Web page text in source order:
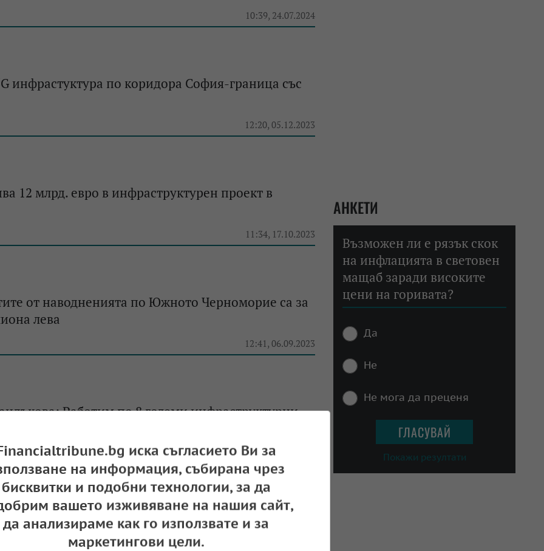
10:39, 24.07.2024
инфрастуктура по коридора София-граница със
12:20, 05.12.2023
12 млрд. евро в инфраструктурен проект в
11:34, 17.10.2023
от наводненията по Южното Черноморие са за
лева
12:41, 06.09.2023
Работим по 8 големи инфраструктурни
13:36, 13.06.2023
амбициозен пътно-железопътен проект за
изток
АНКЕТИ
Възможен ли е рязък скок
на инфлацията в световен
мащаб заради високите
цени на горивата?
Да
Не
Не мога да преценя
Покажи резултати
иска съгласието Ви за
на информация, събирана чрез
бисквитки и подобни технологии, за да
вашето изживяване на нашия сайт,
да анализираме как го използвате и за
маркетингови цели.